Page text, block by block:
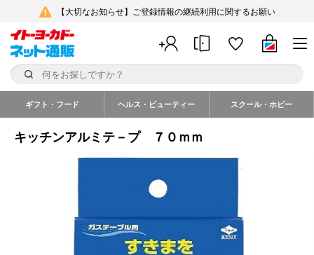
【大切なお知らせ】ご登録情報の継続利用に関するお願い
ギフト・フード ヘルス・ビューティー スクール・ホビー
キッチンアルミテ－プ ７０ｍｍ